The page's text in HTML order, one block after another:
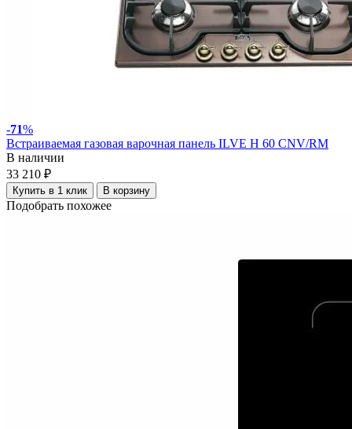
-71%
Встраиваемая газовая варочная панель ILVE H 60 CNV/RM
В наличии
33 210 ₽
Купить в 1 клик В корзину
Подобрать похожее